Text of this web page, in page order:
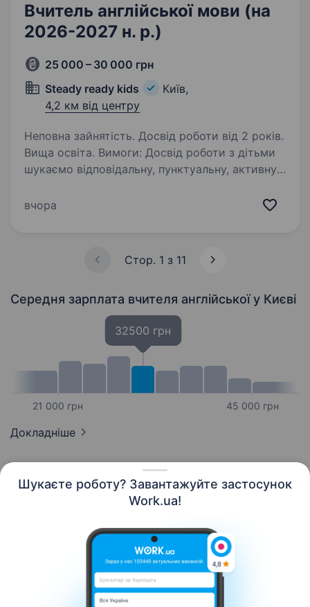
Шукаєте роботу? Завантажуйте застосунок
Work.ua!
Вчитель англійської мови (на
2026-2027 н. р.)
25 000 – 30 000 грн
Steady ready kids
Київ,
4,2 км від центру
Неповна зайнятість. Досвід роботи від 2 років.
Вища освіта. Вимоги: Досвід роботи з дітьми
шукаємо відповідальну, пунктуальну, активну,
форматів навчання людину любов до дітей
вчора
Стор. 1 з 11
Середня зарплата вчителя англійськоїу Києві
21 000 грн
32500 грн
45 000 грн
Докладніше